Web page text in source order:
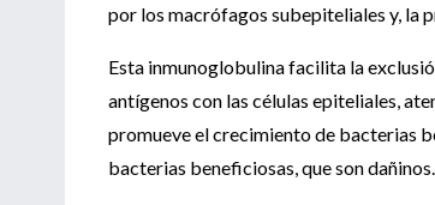
por los macrófagos subepiteliales y, la
Esta inmunoglobulina facilita la
antígenos con las células epiteliales,
promueve el crecimiento de bacterias
bacterias beneficiosas, que son